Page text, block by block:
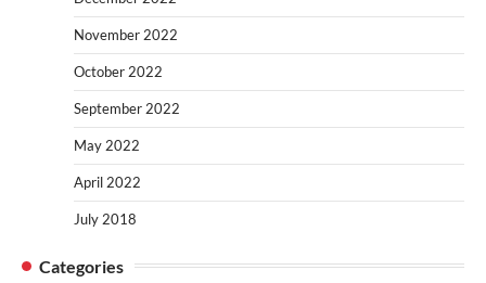
November 2022
October 2022
September 2022
May 2022
April 2022
July 2018
Categories